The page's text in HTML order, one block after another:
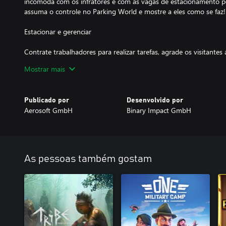
assuma o controle no Parking World e mostre a eles como se faz!
Estacionar e gerenciar
Contrate trabalhadores para realizar tarefas, agrade os
oferta e a demanda - mas tome cuidado para não ser muito
terreno limpo.
estacionamento ideal é detalhada e variada. Para erguer seu
precisa conquistar a confiança de todos os clientes coloridos que
funcionários a empresários. Ajude quatro clientes diferentes a
necessidades de estantes automotivas em vários cenários
Parking World!
Experimente os destaques do Parking Worlds!
Mostrar mais
Publicado por
Aerosoft GmbH
Desenvolvido por
Binary Impact GmbH
As pessoas também gostam